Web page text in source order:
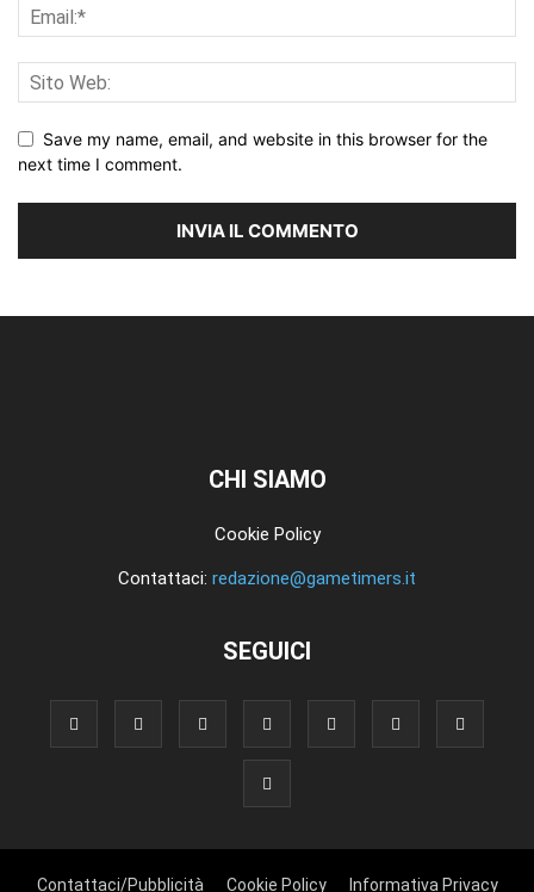
Save my name, email, and website in this browser for the
next time I comment.
CHI SIAMO
Cookie Policy
Contattaci: redazione@gametimers.it
SEGUICI
Contattaci/Pubblicità Cookie Policy Informativa Privacy